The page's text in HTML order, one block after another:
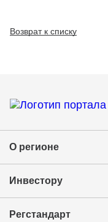
Возврат к списку
О регионе
Экономика и ресурсы
Успешные бренды
Инвестору
Регстандарт